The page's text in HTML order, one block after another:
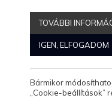
My
Balaton
BÖGRE
TOVÁBBI
IGEN, ELFOGADOM
Bármikor
„Cookie-beállítások”